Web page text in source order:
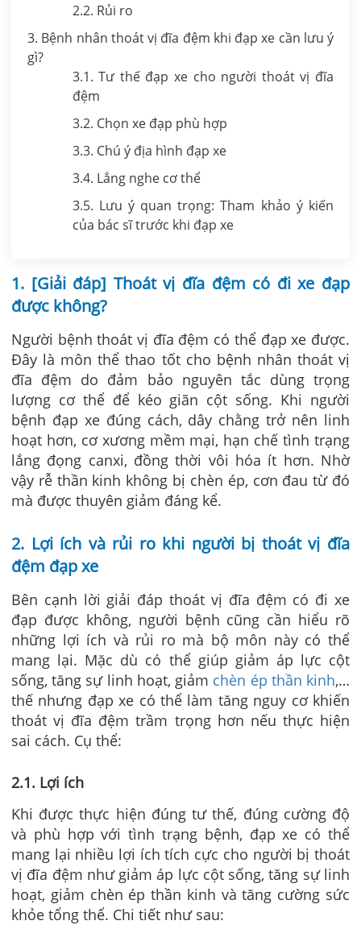
2.2. Rủi ro
3. Bệnh nhân thoát vị đĩa đệm khi đạp xe cần lưu ý
gì?
3.1. Tư thế đạp xe cho người thoát vị đĩa
đệm
3.2. Chọn xe đạp phù hợp
3.3. Chú ý địa hình đạp xe
3.4. Lắng nghe cơ thể
3.5. Lưu ý quan trọng: Tham khảo ý kiến
của bác sĩ trước khi đạp xe
1. [Giải đáp] Thoát vị đĩa đệm có đi xe đạp
được không?
Người bệnh thoát vị đĩa đệm có thể đạp xe được.
Đây là môn thể thao tốt cho bệnh nhân thoát vị
đĩa đệm do đảm bảo nguyên tắc dùng trọng
lượng cơ thể để kéo giãn cột sống. Khi người
bệnh đạp xe đúng cách, dây chằng trở nên linh
hoạt hơn, cơ xương mềm mại, hạn chế tình trạng
lắng đọng canxi, đồng thời vôi hóa ít hơn. Nhờ
vậy rễ thần kinh không bị chèn ép, cơn đau từ đó
mà được thuyên giảm đáng kể.
2. Lợi ích và rủi ro khi người bị thoát vị đĩa
đệm đạp xe
Bên cạnh lời giải đáp thoát vị đĩa đệm có đi xe
đạp được không, người bệnh cũng cần hiểu rõ
những lợi ích và rủi ro mà bộ môn này có thể
mang lại. Mặc dù có thể giúp giảm áp lực cột
sống, tăng sự linh hoạt, giảm chèn ép thần kinh,…
thế nhưng đạp xe có thể làm tăng nguy cơ khiến
thoát vị đĩa đệm trầm trọng hơn nếu thực hiện
sai cách. Cụ thể:
2.1. Lợi ích
Khi được thực hiện đúng tư thế, đúng cường độ
và phù hợp với tình trạng bệnh, đạp xe có thể
mang lại nhiều lợi ích tích cực cho người bị thoát
vị đĩa đệm như giảm áp lực cột sống, tăng sự linh
hoạt, giảm chèn ép thần kinh và tăng cường sức
khỏe tổng thể. Chi tiết như sau: